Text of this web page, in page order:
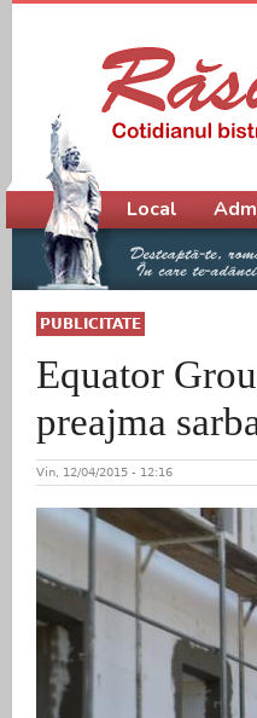
PUBLICITATE
Equator
preajma
Vin, 12/04/2015 - 12:16
Meniu principal
Local